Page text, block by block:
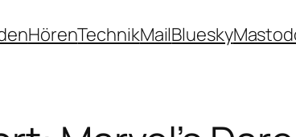
HörenTechnikMailBluesky